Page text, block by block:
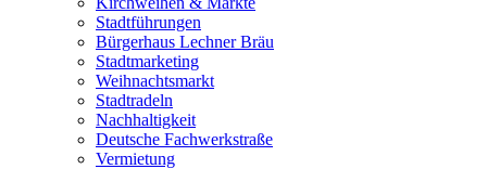
Stadtführungen
Bürgerhaus Lechner Bräu
Stadtmarketing
Weihnachtsmarkt
Stadtradeln
Nachhaltigkeit
Deutsche Fachwerkstraße
Vermietung